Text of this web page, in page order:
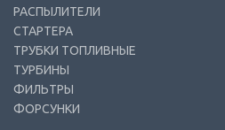
РАСПЫЛИТЕЛИ
СТАРТЕРА
ТРУБКИ ТОПЛИВНЫЕ
ТУРБИНЫ
ФИЛЬТРЫ
ФОРСУНКИ